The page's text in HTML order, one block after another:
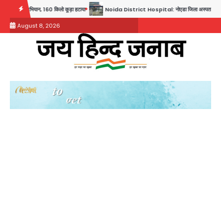
content
160 किलो कूड़ा हटाया Noida District Hospital: नोएडा जिला अस्पताल में फॉल सीलिंग गिरी,
August 8, 2026